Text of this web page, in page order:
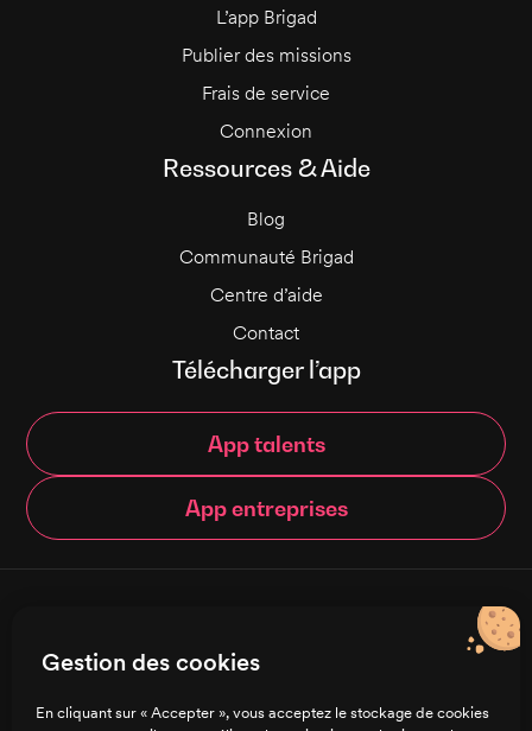
L’app Brigad
Publier des missions
Frais de service
Connexion
Ressources & Aide
Blog
Communauté Brigad
Centre d’aide
Contact
Télécharger l’app
App talents
App entreprises
Gestion des cookies
En cliquant sur « Accepter », vous acceptez le stockage de cookies